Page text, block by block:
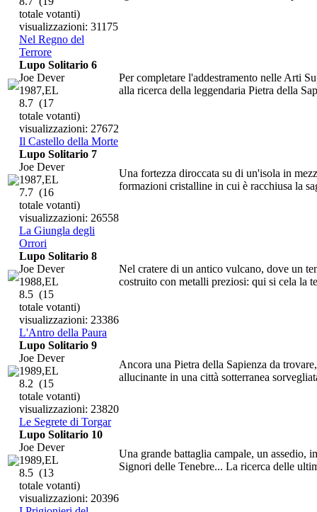
totale votanti)
visualizzazioni: 31175
Nel Regno del
Terrore
Per completare l'addestramento nelle Arti
alla ricerca della leggendaria Pietra della
Lupo Solitario 6
Joe Dever
1987,EL
8.7 (17
totale votanti)
visualizzazioni: 27672
Il Castello della Morte
Una fortezza diroccata su di un'isola in
formazioni cristalline in cui è racchiusa la
Lupo Solitario 7
Joe Dever
1987,EL
7.7 (16
totale votanti)
visualizzazioni: 26558
La Giungla degli
Orrori
Nel cratere di un antico vulcano, dove un
costruito con metalli preziosi: qui si cela la
Lupo Solitario 8
Joe Dever
1988,EL
8.5 (15
totale votanti)
visualizzazioni: 23386
L'Antro della Paura
Ancora una Pietra della Sapienza da
allucinante in una città sotterranea
Lupo Solitario 9
Joe Dever
1989,EL
8.2 (15
totale votanti)
visualizzazioni: 23820
Le Segrete di Torgar
Una grande battaglia campale, un assedio,
Signori delle Tenebre... La ricerca delle
Lupo Solitario 10
Joe Dever
1989,EL
8.5 (13
totale votanti)
visualizzazioni: 20396